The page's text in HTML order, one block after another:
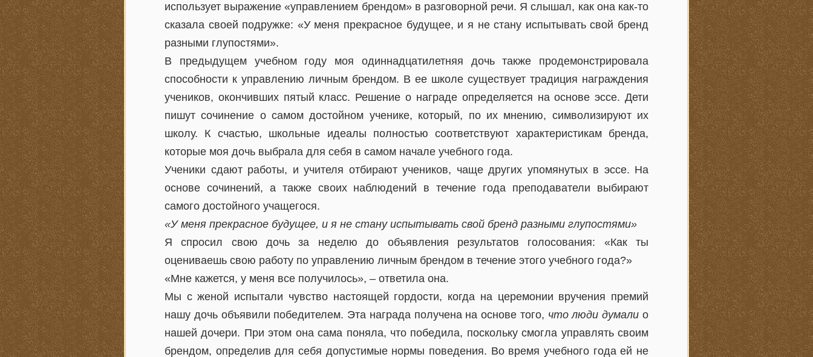
использует выражение «управлением брендом» в разговорной речи. Я слышал, как она как-то
сказала своей подружке: «У меня прекрасное будущее, и я не стану испытывать свой бренд
разными глупостями».
В предыдущем учебном году моя одиннадцатилетняя дочь также продемонстрировала
способности к управлению личным брендом. В ее школе существует традиция награждения
учеников, окончивших пятый класс. Решение о награде определяется на основе эссе. Дети
пишут сочинение о самом достойном ученике, который, по их мнению, символизируют их
школу. К счастью, школьные идеалы полностью соответствуют характеристикам бренда,
которые моя дочь выбрала для себя в самом начале учебного года.
Ученики сдают работы, и учителя отбирают учеников, чаще других упомянутых в эссе. На
основе сочинений, а также своих наблюдений в течение года преподаватели выбирают
самого достойного учащегося.
«У меня прекрасное будущее, и я не стану испытывать свой бренд разными глупостями»
Я спросил свою дочь за неделю до объявления результатов голосования: «Как ты
оцениваешь свою работу по управлению личным брендом в течение этого учебного года?»
«Мне кажется, у меня все получилось», – ответила она.
Мы с женой испытали чувство настоящей гордости, когда на церемонии вручения премий
нашу дочь объявили победителем. Эта награда получена на основе того, что люди думали о
нашей дочери. При этом она сама поняла, что победила, поскольку смогла управлять своим
брендом, определив для себя допустимые нормы поведения. Во время учебного года ей не